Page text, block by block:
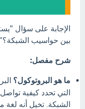
بين حواسيب
شرح مفصل:
ما هو البروتوكول؟
التي تحدد كيفية
الشبكة. تخيل أنه لغة